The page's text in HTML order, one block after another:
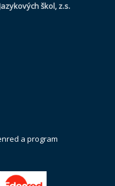
škol, z.s.
a program